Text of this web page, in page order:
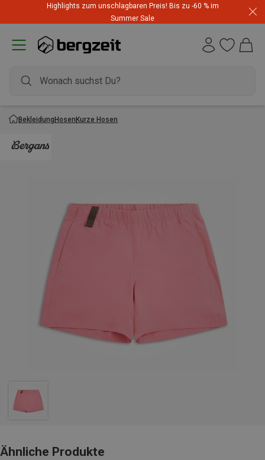
Highlights zum unschlagbaren Preis! Bis zu -60 % im
Summer Sale
BekleidungHosenKurze Hosen
Ähnliche Produkte